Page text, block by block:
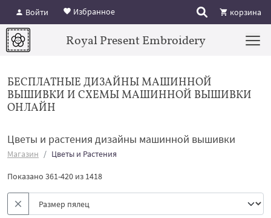
Войти Избранное корзина
Royal Present Embroidery
БЕСПЛАТНЫЕ ДИЗАЙНЫ МАШИННОЙ
ВЫШИВКИ И СХЕМЫ МАШИННОЙ ВЫШИВКИ
ОНЛАЙН
Цветы и растения дизайны машинной вышивки
Магазин Цветы и Растения
Показано 361-420 из 1418